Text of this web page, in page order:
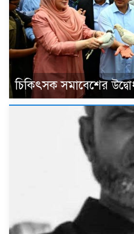
চিকিৎসক সমাবেশের